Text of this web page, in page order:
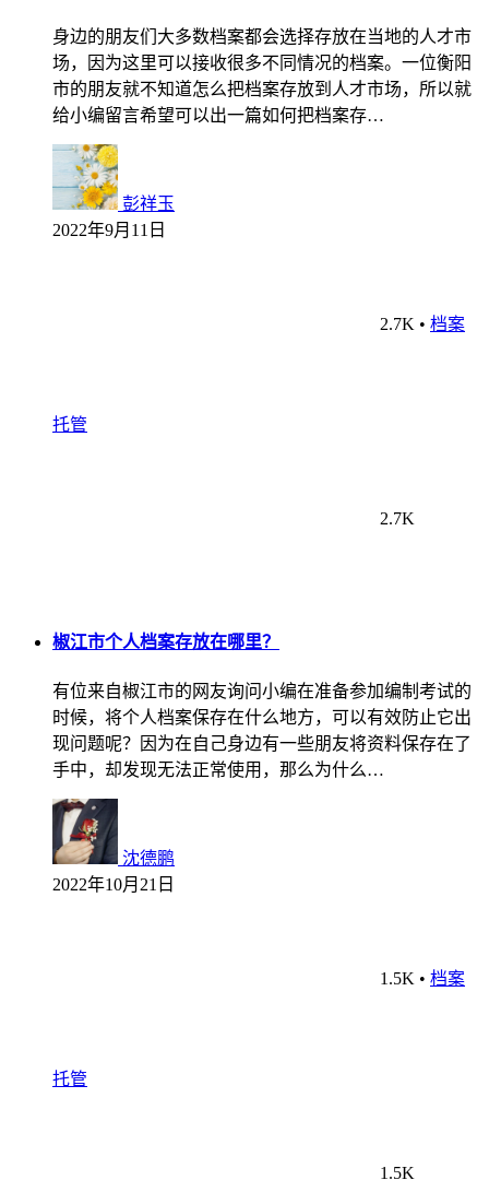
身边的朋友们大多数档案都会选择存放在当地的人才市
场，因为这里可以接收很多不同情况的档案。一位衡阳
市的朋友就不知道怎么把档案存放到人才市场，所以就
给小编留言希望可以出一篇如何把档案存…
彭祥玉
2022年9月11日
2.7K • 档案
托管
2.7K
椒江市个人档案存放在哪里？
有位来自椒江市的网友询问小编在准备参加编制考试的
时候，将个人档案保存在什么地方，可以有效防止它出
现问题呢？因为在自己身边有一些朋友将资料保存在了
手中，却发现无法正常使用，那么为什么…
沈德鹏
2022年10月21日
1.5K • 档案
托管
1.5K